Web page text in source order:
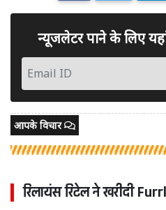
न्यूजलेटर पाने के लिए
आपके विचार
रिलायंस रिटेल ने खरीदी